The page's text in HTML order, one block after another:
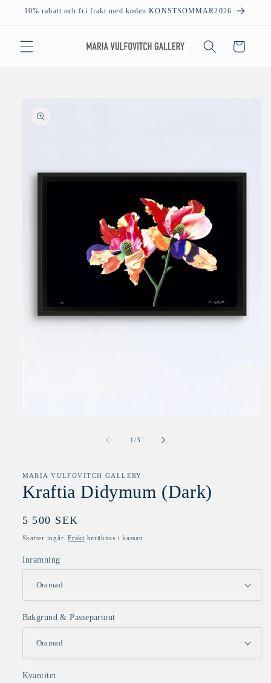
vidare
10% rabatt och fri frakt med koden KONSTSOMMAR2026
Varukorg
vidare till
1/av
3
MARIA VULFOVITCH GALLERY
Kraftia Didymum (Dark)
Ordinarie
pris
5 500 SEK
Skatter ingår.Frakt beräknas i kassan.
Inramning
Bakgrund & Passepartout
Kvantitet